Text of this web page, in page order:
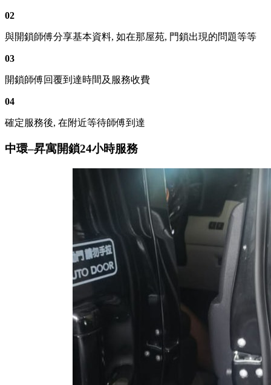
02
與開鎖師傅分享基本資料, 如在那屋苑, 門鎖出現的問題等等
03
開鎖師傅回覆到達時間及服務收費
04
確定服務後, 在附近等待師傅到達
中環–昇寓開鎖24小時服務